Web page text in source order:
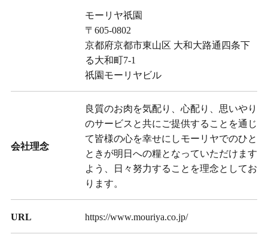
モーリヤ祇園
〒605-0802
京都府京都市東山区 大和大路通四条下
る大和町7-1
祇園モーリヤビル
会社理念
良質のお肉を気配り、心配り、思いやり
のサービスと共にご提供することを通じ
て皆様の心を幸せにしモーリヤでのひと
ときが明日への糧となっていただけます
よう、日々努力することを理念としてお
ります。
URL https://www.mouriya.co.jp/